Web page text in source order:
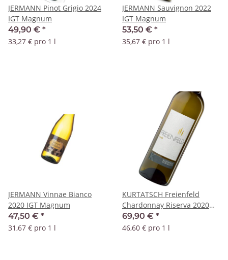
JERMANN Pinot Grigio 2024
IGT Magnum
49,90 € *
33,27 € pro 1 l
JERMANN Sauvignon 2022
IGT Magnum
53,50 € *
35,67 € pro 1 l
JERMANN Vinnae Bianco
2020 IGT Magnum
47,50 € *
31,67 € pro 1 l
KURTATSCH Freienfeld
Chardonnay Riserva 2020
DOC - 1,5 L Magnum
69,90 € *
46,60 € pro 1 l